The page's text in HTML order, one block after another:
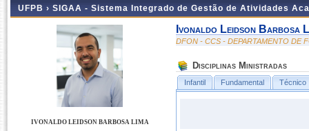
UFPB › SIGAA - Sistema Integrado de Gestão de Atividades
IVONALDO LEIDSON BARBOSA LIMA
Ivonaldo Leidson Barbosa
DFON - CCS - DEPARTAMENTO DE
Disciplinas Ministradas
Infantil Fundamental Técnico